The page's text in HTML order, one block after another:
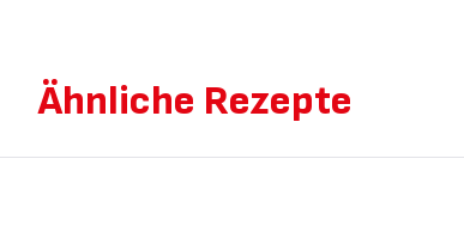
Ähnliche Rezepte